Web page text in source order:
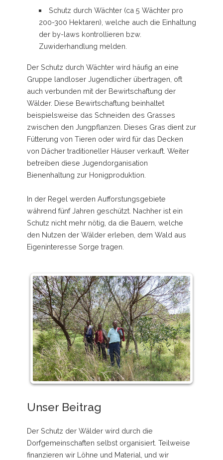
Schutz durch Wächter (ca 5 Wächter pro
200-300 Hektaren), welche auch die Einhaltung
der by-laws kontrollieren bzw.
Zuwiderhandlung melden.
Der Schutz durch Wächter wird häufig an eine
Gruppe landloser Jugendlicher übertragen, oft
auch verbunden mit der Bewirtschaftung der
Wälder. Diese Bewirtschaftung beinhaltet
beispielsweise das Schneiden des Grasses
zwischen den Jungpflanzen. Dieses Gras dient zur
Fütterung von Tieren oder wird für das Decken
von Dächer traditioneller Häuser verkauft. Weiter
betreiben diese Jugendorganisation
Bienenhaltung zur Honigproduktion.
In der Regel werden Aufforstungsgebiete
während fünf Jahren geschützt. Nachher ist ein
Schutz nicht mehr nötig, da die Bauern, welche
den Nutzen der Wälder erleben, dem Wald aus
Eigeninteresse Sorge tragen.
Unser Beitrag
Der Schutz der Wälder wird durch die
Dorfgemeinschaften selbst organisiert. Teilweise
finanzieren wir Löhne und Material, und wir